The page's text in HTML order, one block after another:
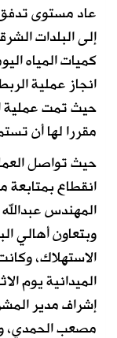
عاد مستوى
إلى البلدات
كميات المياه
حيث تمت عملية
مقررا لها أن تستمر 7
انقطاع بمتابعة
المهندس عبدالله
وبتعاون أهالي
الاستهلاك،
الميدانية يوم
إشراف مدير
مصعب الحمدي،